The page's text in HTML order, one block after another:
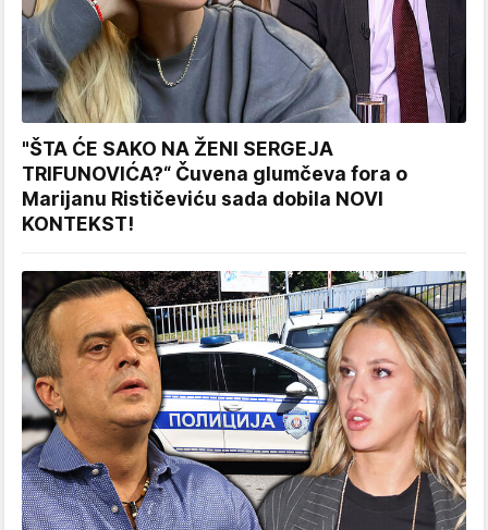
"ŠTA ĆE SAKO NA ŽENI SERGEJA
TRIFUNOVIĆA?“ Čuvena glumčeva fora o
Marijanu Rističeviću sada dobila NOVI
KONTEKST!